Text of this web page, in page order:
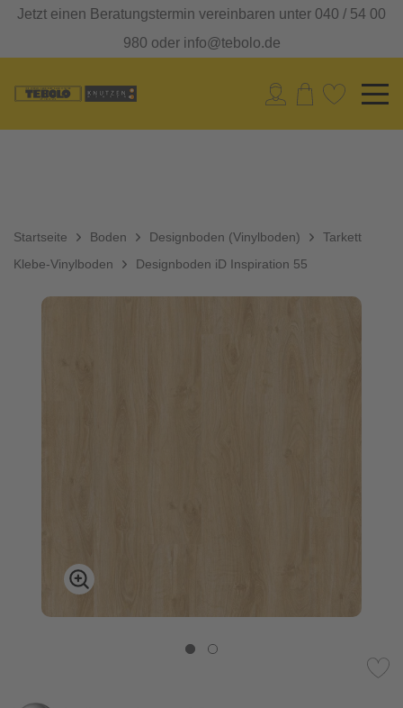
Jetzt einen Beratungstermin vereinbaren unter 040 / 54 00
980 oder info@tebolo.de
Startseite Boden
Designboden (Vinylboden)
Klebe-Vinylboden
Tarkett
Designboden iD Inspiration 55